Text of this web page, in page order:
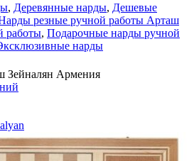
, Деревянные нарды, Дешевые
резные ручной работы Арташ
работы, Подарочные нарды ручной
нарды
Зейналян Армения